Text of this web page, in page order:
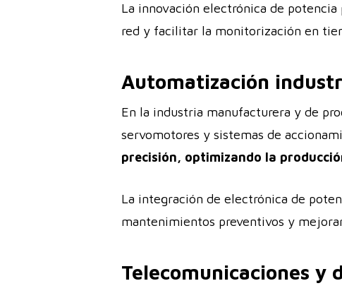
La innovación electrónica de
red y facilitar la monitorización en
Automatización
En la industria manufacturera y de
servomotores y sistemas de
precisión, optimizando la
La integración de electrónica de
mantenimientos preventivos y
Telecomunicaciones y